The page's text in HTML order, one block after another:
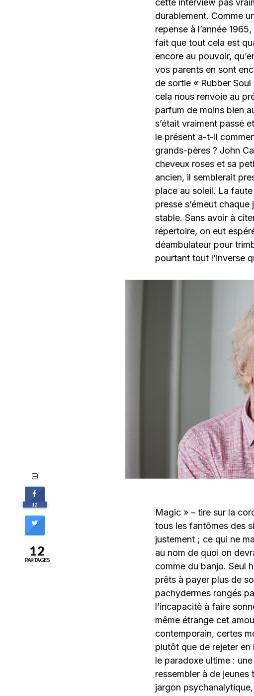
cette interview pas
durablement. Comme
repense à l’année
fait que tout cela est
encore au pouvoir,
vos parents en sont
de sortie « Rubber
cela nous renvoie au
parfum de moins bien
s’était vraiment passé
le présent a-t-il
grands-pères ? John
cheveux roses et sa
ancien, il semblerait
place au soleil. La
presse s’émeut
stable. Sans avoir à
répertoire, on eut
déambulateur pour
pourtant tout l’inverse
Magic » – tire sur la
tous les fantômes des
justement ; ce qui ne
au nom de quoi on
comme du banjo. Seul
prêts à payer plus de
pachydermes rongés
l’incapacité à faire
même étrange cet
contemporain, certes
plutôt que de rejeter
le paradoxe ultime :
ressembler à de jeunes
jargon
12
12
PARTAGES